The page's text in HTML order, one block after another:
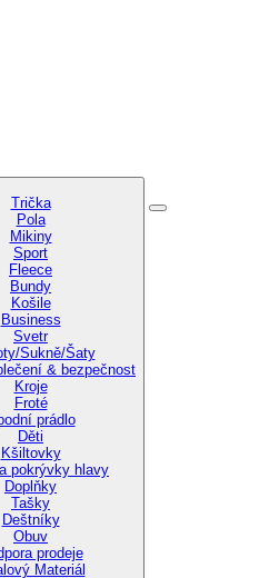
Trička
Pola
Mikiny
Sport
Fleece
Bundy
Košile
Business
Svetr
Sukně/Šaty
& bezpečnost
Kroje
Froté
prádlo
Děti
Kšiltovky
pokrývky hlavy
Doplňky
Tašky
Deštníky
Obuv
prodeje
Materiál